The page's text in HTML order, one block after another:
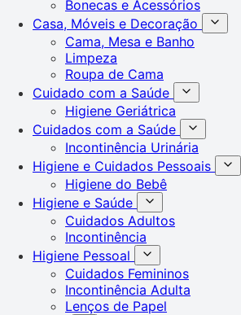
Bonecas e Acessórios
Casa, Móveis e Decoração
Cama, Mesa e Banho
Limpeza
Roupa de Cama
Cuidado com a Saúde
Higiene Geriátrica
Cuidados com a Saúde
Incontinência Urinária
Higiene e Cuidados Pessoais
Higiene do Bebê
Higiene e Saúde
Cuidados Adultos
Incontinência
Higiene Pessoal
Cuidados Femininos
Incontinência Adulta
Lenços de Papel